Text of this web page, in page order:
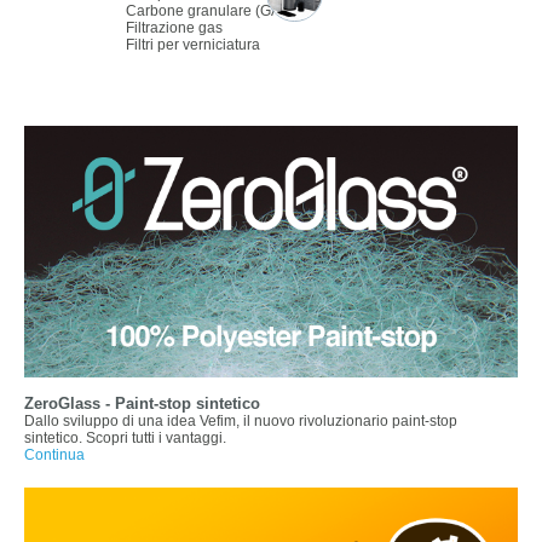
Carbone granulare (GAC)
Filtrazione gas
Filtri per verniciatura
ZeroGlass - Paint-stop sintetico
Dallo sviluppo di una idea Vefim, il nuovo rivoluzionario paint-stop
sintetico. Scopri tutti i vantaggi.
Continua